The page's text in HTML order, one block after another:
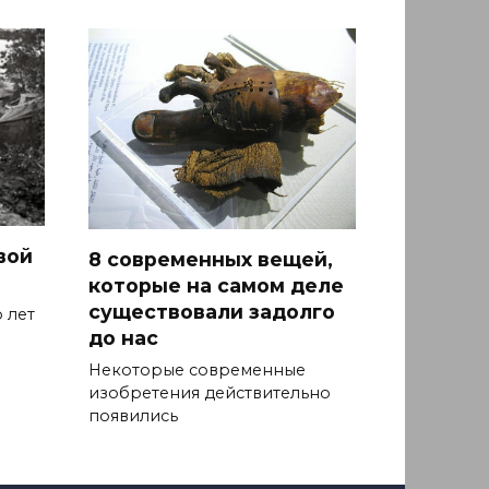
лет
8 современных вещей,
которые на самом деле
существовали задолго
до нас
Некоторые современные
изобретения действительно
появились